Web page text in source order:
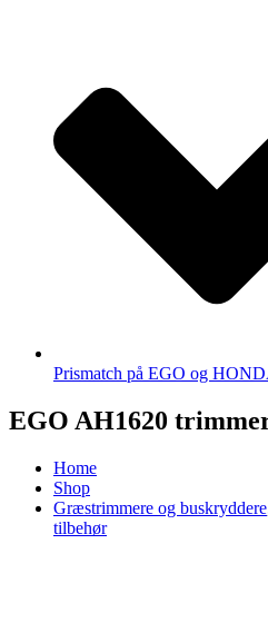
Prismatch på EGO og
EGO AH1620
Home
Shop
Græstrimmere og buskryddere
tilbehør